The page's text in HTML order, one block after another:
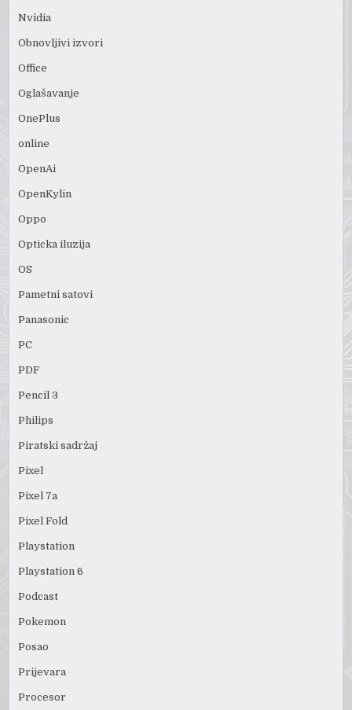
Nvidia
Obnovljivi izvori
Office
Oglašavanje
OnePlus
online
OpenAi
OpenKylin
Oppo
Opticka iluzija
OS
Pametni satovi
Panasonic
PC
PDF
Pencil 3
Philips
Piratski sadržaj
Pixel
Pixel 7a
Pixel Fold
Playstation
Playstation 6
Podcast
Pokemon
Posao
Prijevara
Procesor